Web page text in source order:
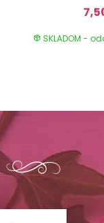
SKLADOM -